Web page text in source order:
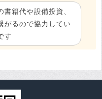
籍代や設備投資、
がるので協力してい
す